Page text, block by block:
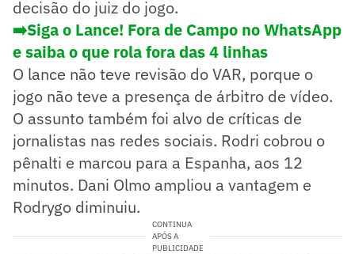
decisão do juiz do jogo.
➡️Siga o Lance! Fora de Campo no WhatsApp
e saiba o que rola fora das 4 linhas
O lance não teve revisão do VAR, porque o
jogo não teve a presença de árbitro de vídeo.
O assunto também foi alvo de críticas de
jornalistas nas redes sociais. Rodri cobrou o
pênalti e marcou para a Espanha, aos 12
minutos. Dani Olmo ampliou a vantagem e
Rodrygo diminuiu.
CONTINUA
APÓS A
PUBLICIDADE